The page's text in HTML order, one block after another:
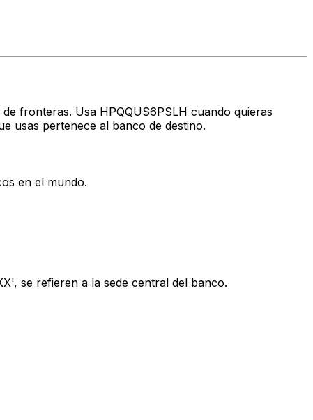
fronteras. Usa HPQQUS6PSLH cuando quieras
usas pertenece al banco de destino.
en el mundo.
se refieren a la sede central del banco.